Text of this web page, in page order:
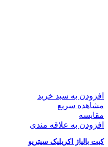
افزودن به سبد خرید
مشاهده سریع
مقایسه
افزودن به علاقه مندی
کیت بالیاژ اکریلیک سیتریو